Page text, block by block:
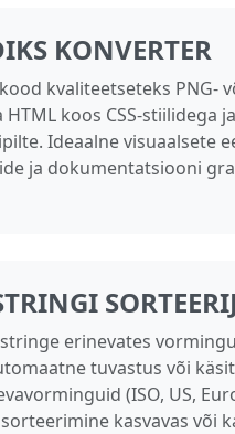
KONVERTER
kvaliteetseteks PNG-
koos CSS-stiilidega
Ideaalne visuaalsete
ja dokumentatsiooni
erinevates
tuvastus või
(ISO, US,
kasvavas või